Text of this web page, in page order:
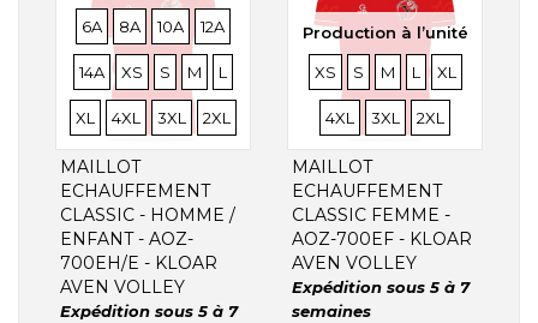
TAILLES
6A
TAILLES
8A
TAILLES
10A
TAILLES
12A
TAILLES
14A
TAILLES
XS
TAILLES
S
TAILLES
M
TAILLES
L
TAILLES
XL
TAILLES
4XL
TAILLES
3XL
TAILLES
2XL
MAILLOT
ECHAUFFEMENT
CLASSIC - HOMME /
ENFANT - AOZ-
700EH/E - KLOAR
AVEN VOLLEY
Expédition sous 5 à 7
Production à l’unité
TAILLES
XS
TAILLES
S
TAILLES
M
TAILLES
L
TAILLES
XL
TAILLES
4XL
TAILLES
3XL
TAILLES
2XL
MAILLOT
ECHAUFFEMENT
CLASSIC FEMME -
AOZ-700EF - KLOAR
AVEN VOLLEY
Expédition sous 5 à 7
semaines